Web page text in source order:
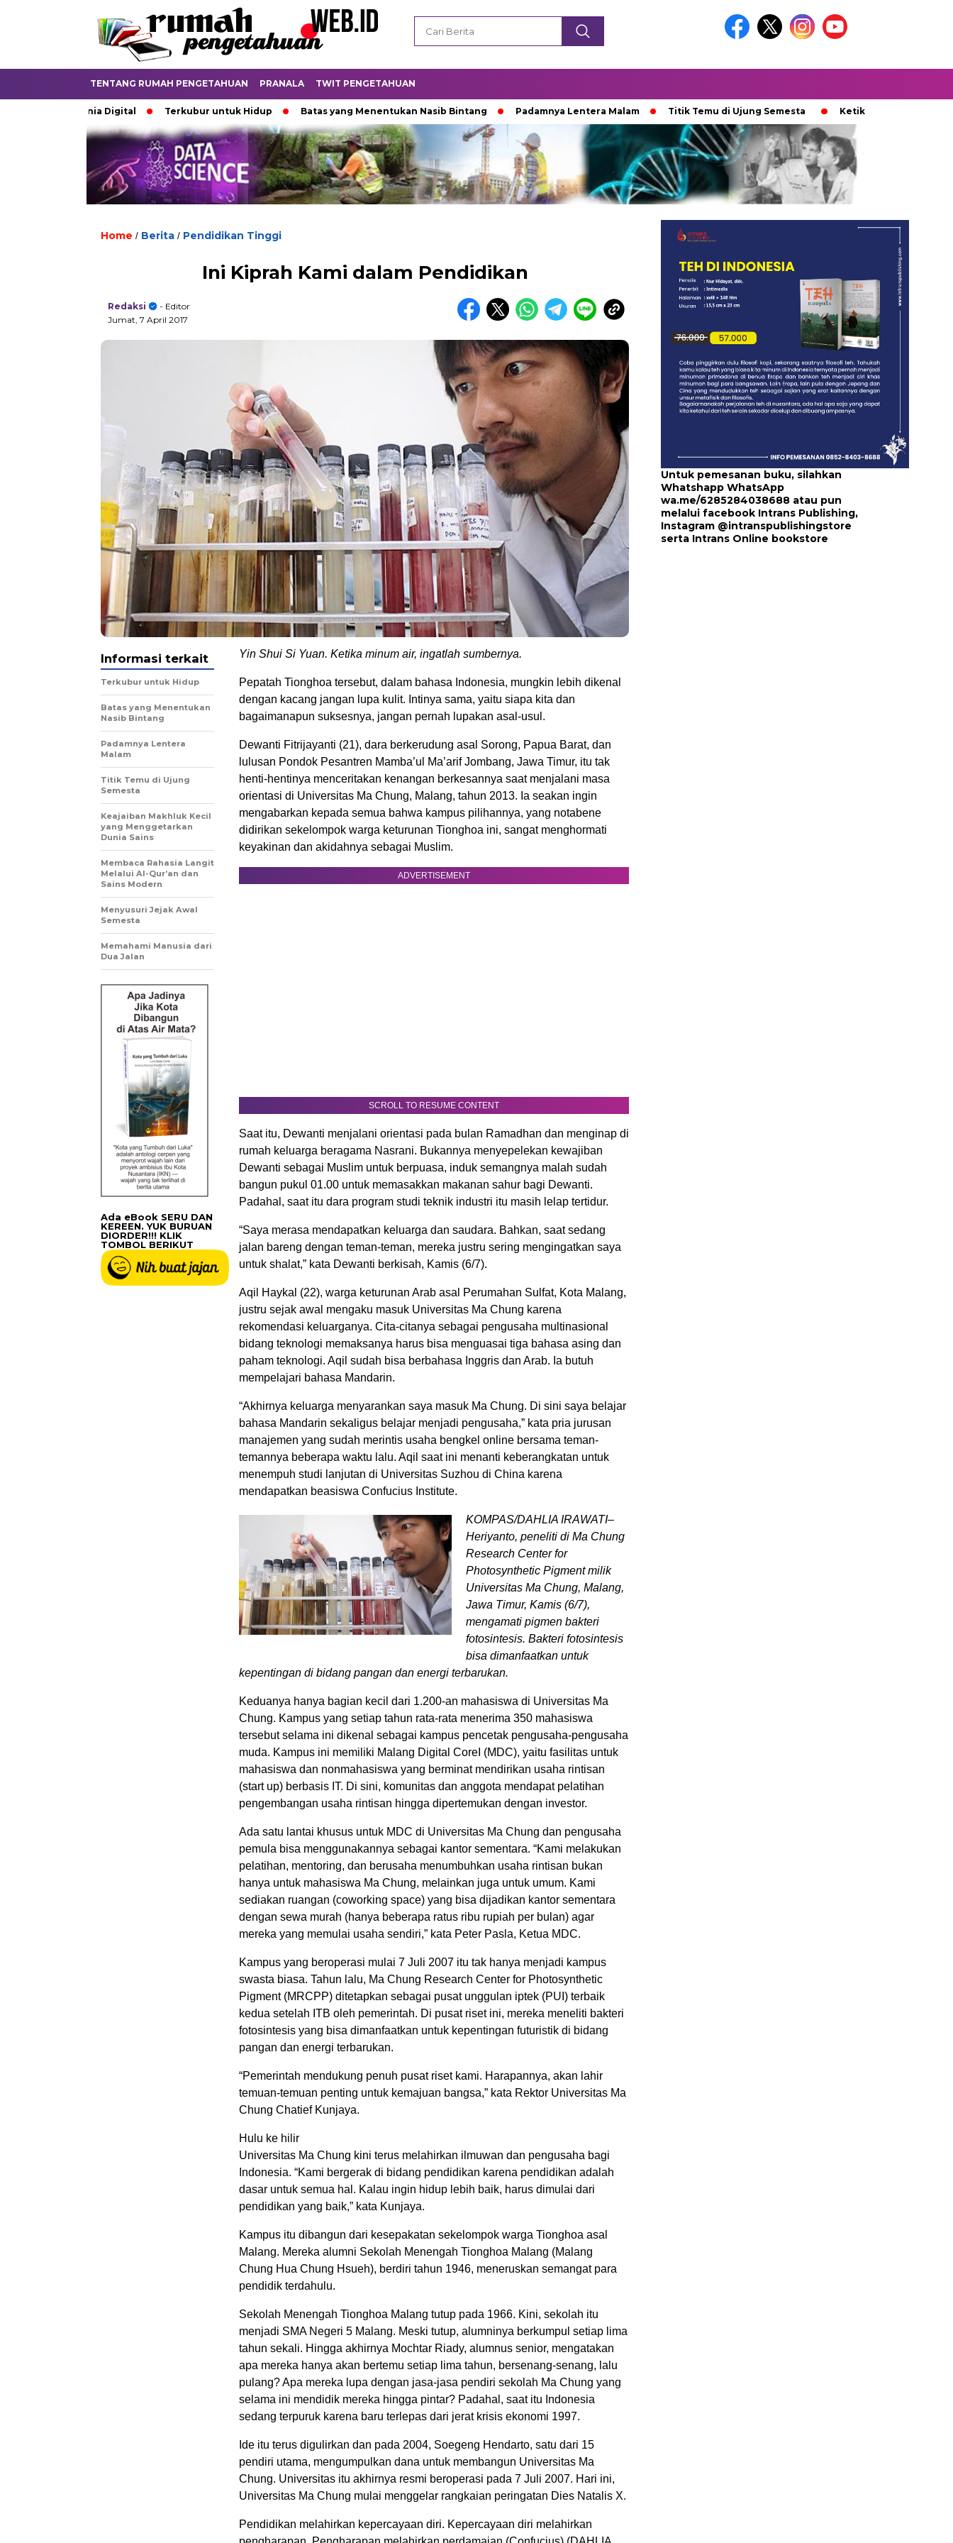
TENTANG RUMAH PENGETAHUAN PRANALA TWIT PENGETAHUAN
di Dunia Digital Terkubur untuk Hidup Batas yang Menentukan Nasib Bintang Padamnya Lentera Malam Titik Temu di Ujung Semesta Ketika Ijazah Analog
Home / Berita / Pendidikan Tinggi
Ini Kiprah Kami dalam Pendidikan
Redaksi
- Editor
Jumat, 7 April 2017
Yin Shui Si Yuan. Ketika minum air, ingatlah sumbernya.
Pepatah Tionghoa tersebut, dalam bahasa Indonesia, mungkin lebih dikenal
dengan kacang jangan lupa kulit. Intinya sama, yaitu siapa kita dan
bagaimanapun suksesnya, jangan pernah lupakan asal-usul.
Dewanti Fitrijayanti (21), dara berkerudung asal Sorong, Papua Barat, dan
lulusan Pondok Pesantren Mamba’ul Ma’arif Jombang, Jawa Timur, itu tak
henti-hentinya menceritakan kenangan berkesannya saat menjalani masa
orientasi di Universitas Ma Chung, Malang, tahun 2013. Ia seakan ingin
mengabarkan kepada semua bahwa kampus pilihannya, yang notabene
didirikan sekelompok warga keturunan Tionghoa ini, sangat menghormati
keyakinan dan akidahnya sebagai Muslim.
ADVERTISEMENT
SCROLL TO RESUME CONTENT
Saat itu, Dewanti menjalani orientasi pada bulan Ramadhan dan menginap di
rumah keluarga beragama Nasrani. Bukannya menyepelekan kewajiban
Dewanti sebagai Muslim untuk berpuasa, induk semangnya malah sudah
bangun pukul 01.00 untuk memasakkan makanan sahur bagi Dewanti.
Padahal, saat itu dara program studi teknik industri itu masih lelap tertidur.
“Saya merasa mendapatkan keluarga dan saudara. Bahkan, saat sedang
jalan bareng dengan teman-teman, mereka justru sering mengingatkan saya
untuk shalat,” kata Dewanti berkisah, Kamis (6/7).
Aqil Haykal (22), warga keturunan Arab asal Perumahan Sulfat, Kota Malang,
justru sejak awal mengaku masuk Universitas Ma Chung karena
rekomendasi keluarganya. Cita-citanya sebagai pengusaha multinasional
bidang teknologi memaksanya harus bisa menguasai tiga bahasa asing dan
paham teknologi. Aqil sudah bisa berbahasa Inggris dan Arab. Ia butuh
mempelajari bahasa Mandarin.
“Akhirnya keluarga menyarankan saya masuk Ma Chung. Di sini saya belajar
bahasa Mandarin sekaligus belajar menjadi pengusaha,” kata pria jurusan
manajemen yang sudah merintis usaha bengkel online bersama teman-
temannya beberapa waktu lalu. Aqil saat ini menanti keberangkatan untuk
menempuh studi lanjutan di Universitas Suzhou di China karena
mendapatkan beasiswa Confucius Institute.
KOMPAS/DAHLIA IRAWATI–
Heriyanto, peneliti di Ma Chung
Research Center for
Photosynthetic Pigment milik
Universitas Ma Chung, Malang,
Jawa Timur, Kamis (6/7),
mengamati pigmen bakteri
fotosintesis. Bakteri fotosintesis
bisa dimanfaatkan untuk
kepentingan di bidang pangan dan energi terbarukan.
Keduanya hanya bagian kecil dari 1.200-an mahasiswa di Universitas Ma
Chung. Kampus yang setiap tahun rata-rata menerima 350 mahasiswa
tersebut selama ini dikenal sebagai kampus pencetak pengusaha-pengusaha
muda. Kampus ini memiliki Malang Digital CoreI (MDC), yaitu fasilitas untuk
mahasiswa dan nonmahasiswa yang berminat mendirikan usaha rintisan
(start up) berbasis IT. Di sini, komunitas dan anggota mendapat pelatihan
pengembangan usaha rintisan hingga dipertemukan dengan investor.
Ada satu lantai khusus untuk MDC di Universitas Ma Chung dan pengusaha
pemula bisa menggunakannya sebagai kantor sementara. “Kami melakukan
pelatihan, mentoring, dan berusaha menumbuhkan usaha rintisan bukan
hanya untuk mahasiswa Ma Chung, melainkan juga untuk umum. Kami
sediakan ruangan (coworking space) yang bisa dijadikan kantor sementara
dengan sewa murah (hanya beberapa ratus ribu rupiah per bulan) agar
mereka yang memulai usaha sendiri,” kata Peter Pasla, Ketua MDC.
Kampus yang beroperasi mulai 7 Juli 2007 itu tak hanya menjadi kampus
swasta biasa. Tahun lalu, Ma Chung Research Center for Photosynthetic
Pigment (MRCPP) ditetapkan sebagai pusat unggulan iptek (PUI) terbaik
kedua setelah ITB oleh pemerintah. Di pusat riset ini, mereka meneliti bakteri
fotosintesis yang bisa dimanfaatkan untuk kepentingan futuristik di bidang
pangan dan energi terbarukan.
“Pemerintah mendukung penuh pusat riset kami. Harapannya, akan lahir
temuan-temuan penting untuk kemajuan bangsa,” kata Rektor Universitas Ma
Chung Chatief Kunjaya.
Hulu ke hilir
Universitas Ma Chung kini terus melahirkan ilmuwan dan pengusaha bagi
Indonesia. “Kami bergerak di bidang pendidikan karena pendidikan adalah
dasar untuk semua hal. Kalau ingin hidup lebih baik, harus dimulai dari
pendidikan yang baik,” kata Kunjaya.
Kampus itu dibangun dari kesepakatan sekelompok warga Tionghoa asal
Malang. Mereka alumni Sekolah Menengah Tionghoa Malang (Malang
Chung Hua Chung Hsueh), berdiri tahun 1946, meneruskan semangat para
pendidik terdahulu.
Sekolah Menengah Tionghoa Malang tutup pada 1966. Kini, sekolah itu
menjadi SMA Negeri 5 Malang. Meski tutup, alumninya berkumpul setiap lima
tahun sekali. Hingga akhirnya Mochtar Riady, alumnus senior, mengatakan
apa mereka hanya akan bertemu setiap lima tahun, bersenang-senang, lalu
pulang? Apa mereka lupa dengan jasa-jasa pendiri sekolah Ma Chung yang
selama ini mendidik mereka hingga pintar? Padahal, saat itu Indonesia
sedang terpuruk karena baru terlepas dari jerat krisis ekonomi 1997.
Ide itu terus digulirkan dan pada 2004, Soegeng Hendarto, satu dari 15
pendiri utama, mengumpulkan dana untuk membangun Universitas Ma
Chung. Universitas itu akhirnya resmi beroperasi pada 7 Juli 2007. Hari ini,
Universitas Ma Chung mulai menggelar rangkaian peringatan Dies Natalis X.
Pendidikan melahirkan kepercayaan diri. Kepercayaan diri melahirkan
Informasi terkait
Terkubur untuk Hidup
Batas yang Menentukan
Nasib Bintang
Padamnya Lentera
Malam
Titik Temu di Ujung
Semesta
Keajaiban Makhluk Kecil
yang Menggetarkan
Dunia Sains
Membaca Rahasia Langit
Melalui Al-Qur’an dan
Sains Modern
Menyusuri Jejak Awal
Semesta
Memahami Manusia dari
Dua Jalan
Ada eBook SERU DAN
KEREEN. YUK BURUAN
DIORDER!!! KLIK
TOMBOL BERIKUT
Untuk pemesanan buku, silahkan
Whatshapp WhatsApp
wa.me/6285284038688 atau pun
melalui facebook Intrans Publishing,
Instagram @intranspublishingstore
serta Intrans Online bookstore